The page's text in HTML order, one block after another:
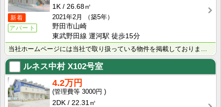
新着
アパート
1K
26.68㎡
2021年2月
（築5年）
野田市山崎
東武野田線 運河駅 徒歩15分
ルネス中村X102号室
4.2万円
3000円
2DK
22.31㎡